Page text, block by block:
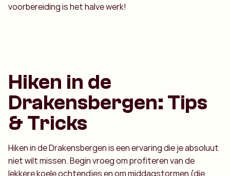
voorbereiding is het halve werk!
Hiken in de
Drakensbergen: Tips
& Tricks
Hiken in de Drakensbergen is een ervaring die je absoluut
niet wilt missen. Begin vroeg om profiteren van de
lekkere koele ochtendjes en om middagstormen (die